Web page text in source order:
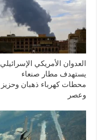
العدوان الأمريكي الإسرائيلي
يستهدف مطار صنعاء
محطات كهرباء ذهبان وحزيز
وعصر